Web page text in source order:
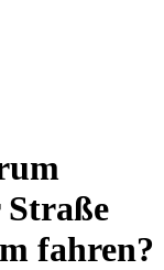
Straße
fahren?